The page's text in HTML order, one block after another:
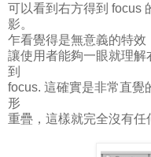
可以看到右方得到 focus
影。
乍看覺得是無意義的特
讓使用者能夠一眼就理
到
focus. 這確實是非常直覺
形
重疊，這樣就完全沒有任